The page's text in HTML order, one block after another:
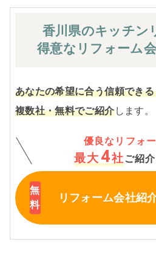
香川県のキッチン
得意なリフォーム
あなたの希望に合う信頼でき
複数社・無料でご紹介します。
優良なリフォ
最大 4社 ご紹
リフォーム会社紹